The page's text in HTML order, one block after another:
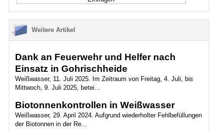
Weitere Artikel
Dank an Feuerwehr und Helfer nach
Einsatz in Gohrischheide
Weißwasser, 11. Juli 2025. Im Zeitraum von Freitag, 4. Juli, bis
Mittwoch, 9. Juli 2025, betei...
Biotonnenkontrollen in Weißwasser
Weißwasser, 29. April 2024. Aufgrund wiederholter Fehlbefüllungen
der Biotonnen in der Re...